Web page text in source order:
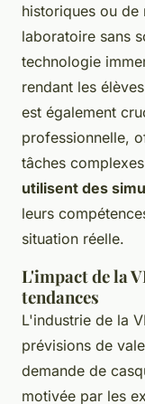
historiques ou de
laboratoire sans
technologie
rendant les
est également
professionnelle,
tâches
utilisent des
leurs
situation réelle.
L'impact de la
tendances
L'industrie de la
prévisions de
demande de
motivée par les